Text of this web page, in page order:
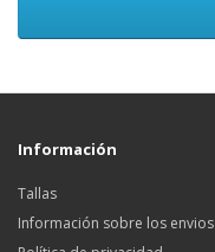
Información
Tallas
Información sobre los envios